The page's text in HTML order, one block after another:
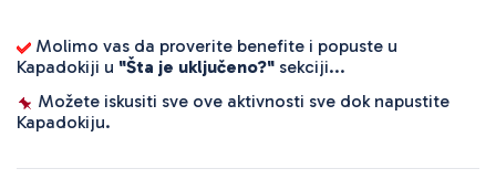
Molimo vas da proverite benefite i popuste u
Kapadokiji u "Šta je uključeno?" sekciji...
Možete iskusiti sve ove aktivnosti sve dok napustite
Kapadokiju.